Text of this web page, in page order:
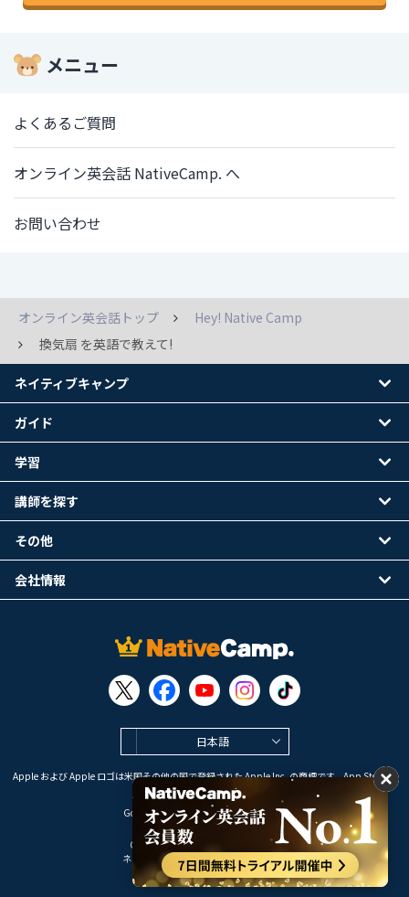
メニュー
よくあるご質問
オンライン英会話 NativeCamp. へ
お問い合わせ
オンライン英会話トップ
Hey! Native Camp
換気扇 を英語で教えて!
日本語
Apple および Apple ロゴは米国その他の国で登録された Apple Inc. の商標です。App Store は
Apple Inc. のサービスマークです。
Google Play は Google LLC の商標です。
Copyright © 2026 オンライン英会話
ネイティブキャンプ All Rights Reserved.
ネイティブキャンプ
ガイド
学習
講師を探す
その他
会社情報